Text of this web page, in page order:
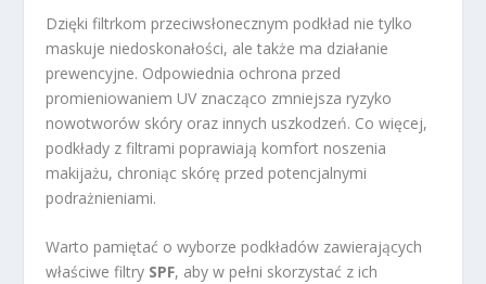
Dzięki filtrkom przeciwsłonecznym podkład nie tylko
maskuje niedoskonałości, ale także ma działanie
prewencyjne. Odpowiednia ochrona przed
promieniowaniem UV znacząco zmniejsza ryzyko
nowotworów skóry oraz innych uszkodzeń. Co więcej,
podkłady z filtrami poprawiają komfort noszenia
makijażu, chroniąc skórę przed potencjalnymi
podrażnieniami.
Warto pamiętać o wyborze podkładów zawierających
właściwe filtry SPF, aby w pełni skorzystać z ich